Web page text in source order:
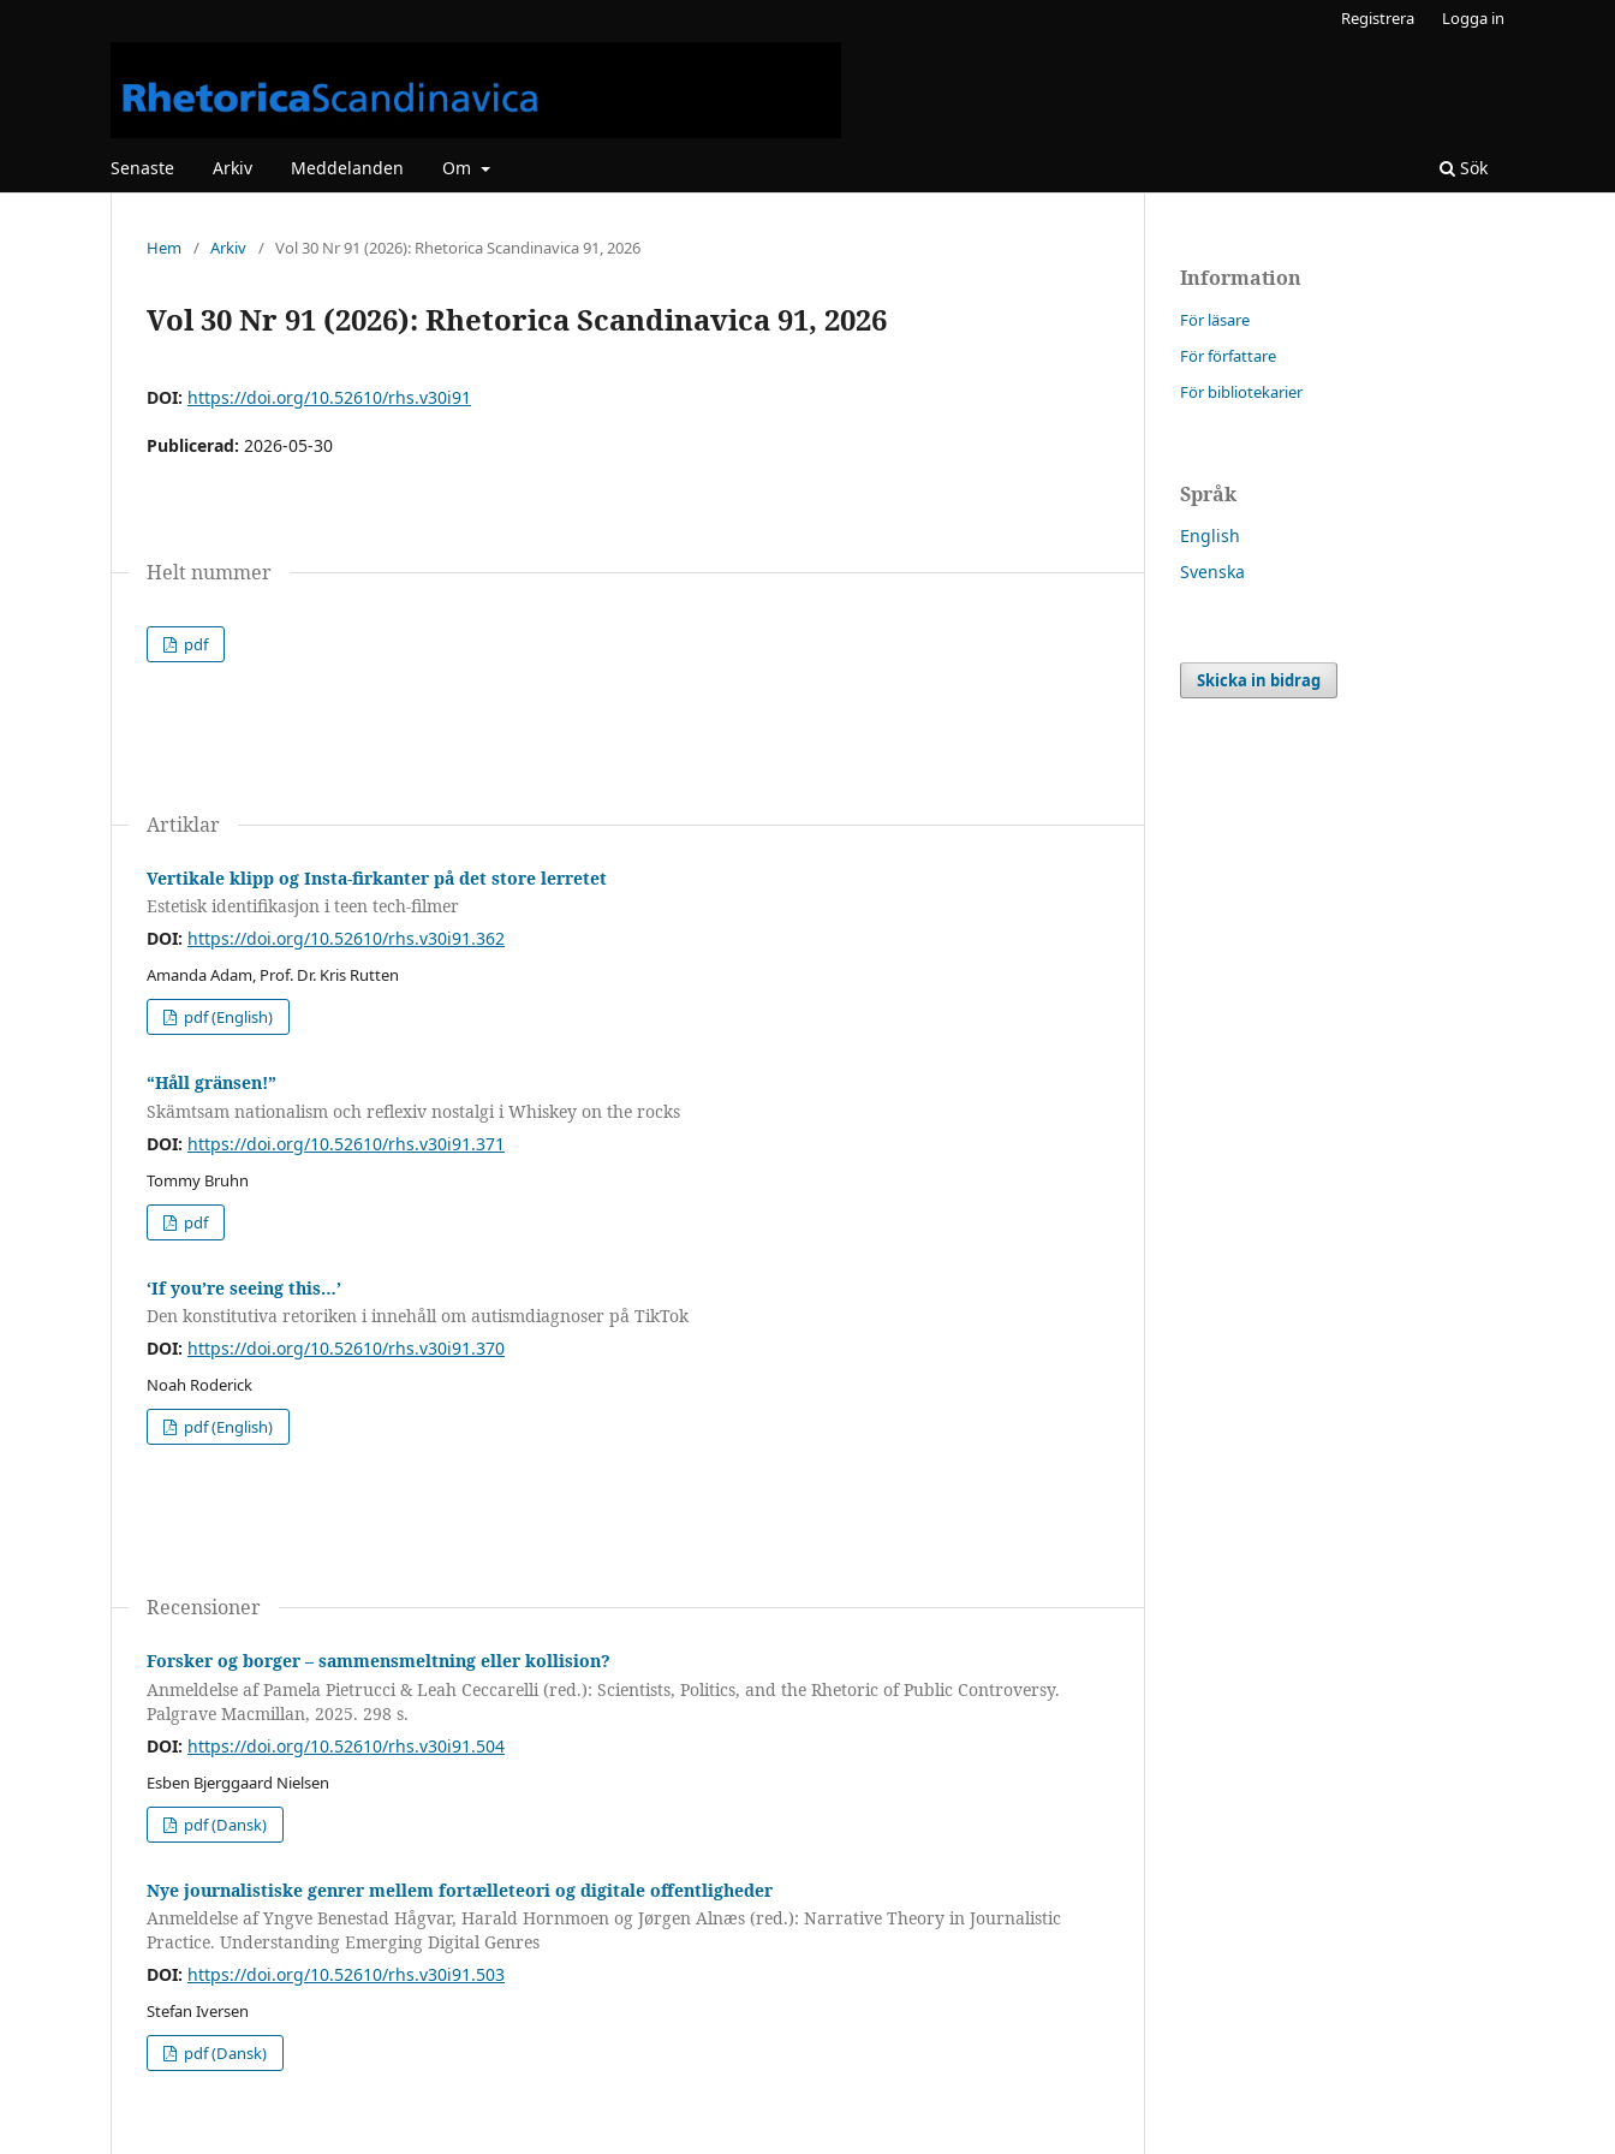
Senaste Arkiv Meddelanden Om Sök
Registrera Logga in
Hem / Arkiv / Vol 30 Nr 91 (2026): Rhetorica Scandinavica 91, 2026
Vol 30 Nr 91 (2026): Rhetorica Scandinavica 91, 2026
DOI: https://doi.org/10.52610/rhs.v30i91
Publicerad: 2026-05-30
Helt nummer
pdf
Artiklar
Vertikale klipp og Insta-firkanter på det store lerretet
Estetisk identifikasjon i teen tech-filmer
DOI: https://doi.org/10.52610/rhs.v30i91.362
Amanda Adam, Prof. Dr. Kris Rutten
pdf (English)
“Håll gränsen!”
Skämtsam nationalism och reflexiv nostalgi i Whiskey on the rocks
DOI: https://doi.org/10.52610/rhs.v30i91.371
Tommy Bruhn
pdf
‘If you’re seeing this…’
Den konstitutiva retoriken i innehåll om autismdiagnoser på TikTok
DOI: https://doi.org/10.52610/rhs.v30i91.370
Noah Roderick
pdf (English)
Recensioner
Forsker og borger – sammensmeltning eller kollision?
Anmeldelse af Pamela Pietrucci & Leah Ceccarelli (red.): Scientists, Politics, and the Rhetoric of Public Controversy.
Palgrave Macmillan, 2025. 298 s.
DOI: https://doi.org/10.52610/rhs.v30i91.504
Esben Bjerggaard Nielsen
pdf (Dansk)
Nye journalistiske genrer mellem fortælleteori og digitale offentligheder
Anmeldelse af Yngve Benestad Hågvar, Harald Hornmoen og Jørgen Alnæs (red.): Narrative Theory in Journalistic
Practice. Understanding Emerging Digital Genres
DOI: https://doi.org/10.52610/rhs.v30i91.503
Stefan Iversen
pdf (Dansk)
Information
För läsare
För författare
För bibliotekarier
Språk
English
Svenska
Skicka in bidrag